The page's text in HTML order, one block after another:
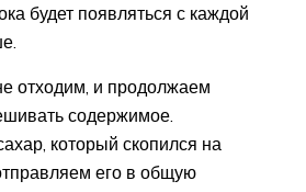
будет появляться с каждой
отходим, и продолжаем
содержимое.
который скопился на
его в общую